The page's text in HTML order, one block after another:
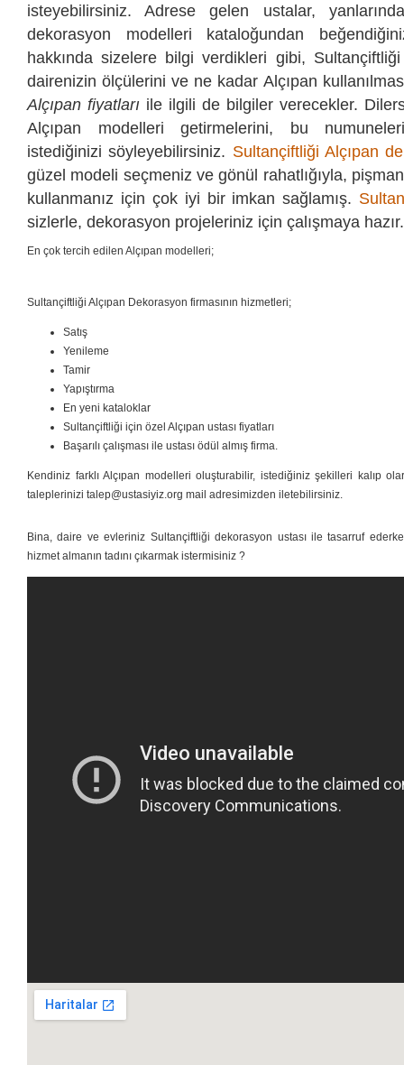
isteyebilirsiniz. Adrese gelen ustalar,
dekorasyon modelleri kataloğundan
hakkında sizelere bilgi verdikleri gibi,
dairenizin ölçülerini ve ne kadar Alçıpan
Alçıpan fiyatları ile ilgili de bilgiler verecekler.
Alçıpan modelleri getirmelerini, bu
istediğinizi söyleyebilirsiniz. Sultançiftliği Alçıpan
güzel modeli seçmeniz ve gönül rahatlığıyla,
kullanmanız için çok iyi bir imkan sağlamış.
sizlerle, dekorasyon projeleriniz için çalışmaya hazır.
En çok tercih edilen Alçıpan modelleri;
Sultançiftliği Alçıpan Dekorasyon firmasının hizmetleri;
Satış
Yenileme
Tamir
Yapıştırma
En yeni kataloklar
Sultançiftliği için özel Alçıpan ustası fiyatları
Başarılı çalışması ile ustası ödül almış firma.
Kendiniz farklı Alçıpan modelleri oluşturabilir, istediğiniz şekilleri kalıp
taleplerinizi talep@ustasiyiz.org mail adresimizden iletebilirsiniz.
Bina, daire ve evleriniz Sultançiftliği dekorasyon ustası ile tasarruf
hizmet almanın tadını çıkarmak istermisiniz ?